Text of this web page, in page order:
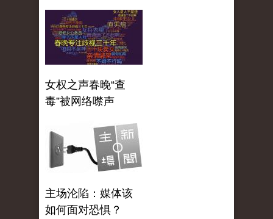
女权之声春晚“查
毒”被网络噤声
主场沦陷：媒体该
如何面对恐惧？